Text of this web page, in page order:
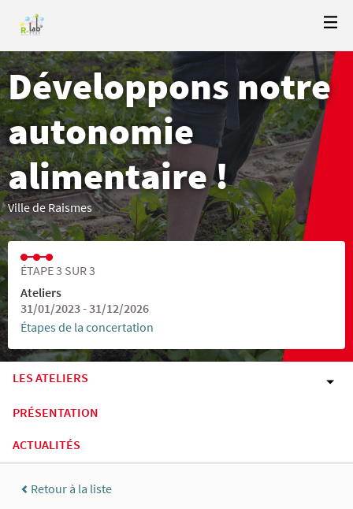
Développons notre
autonomie
alimentaire !
Ville de Raismes
ÉTAPE 3 SUR 3
Ateliers
31/01/2023 - 31/12/2026
Étapes de la concertation
LES ATELIERS
PRÉSENTATION
ACTUALITÉS
Retour à la liste